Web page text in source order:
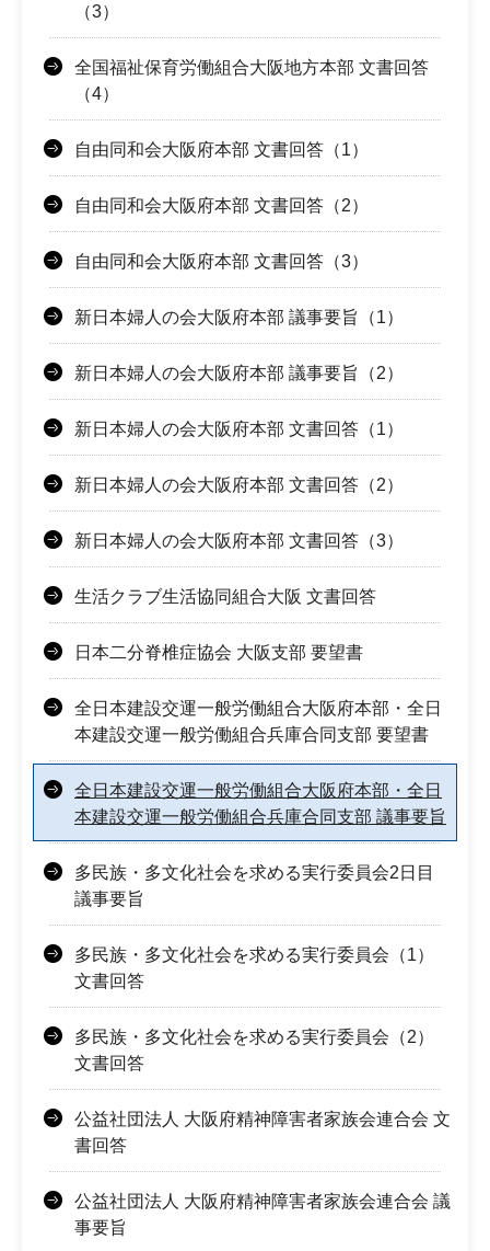
（3）
全国福祉保育労働組合大阪地方本部 文書回答
（4）
自由同和会大阪府本部 文書回答（1）
自由同和会大阪府本部 文書回答（2）
自由同和会大阪府本部 文書回答（3）
新日本婦人の会大阪府本部 議事要旨（1）
新日本婦人の会大阪府本部 議事要旨（2）
新日本婦人の会大阪府本部 文書回答（1）
新日本婦人の会大阪府本部 文書回答（2）
新日本婦人の会大阪府本部 文書回答（3）
生活クラブ生活協同組合大阪 文書回答
日本二分脊椎症協会 大阪支部 要望書
全日本建設交運一般労働組合大阪府本部・全日
本建設交運一般労働組合兵庫合同支部 要望書
全日本建設交運一般労働組合大阪府本部・全日
本建設交運一般労働組合兵庫合同支部 議事要旨
多民族・多文化社会を求める実行委員会2日目
議事要旨
多民族・多文化社会を求める実行委員会（1）
文書回答
多民族・多文化社会を求める実行委員会（2）
文書回答
公益社団法人 大阪府精神障害者家族会連合会 文
書回答
公益社団法人 大阪府精神障害者家族会連合会 議
事要旨